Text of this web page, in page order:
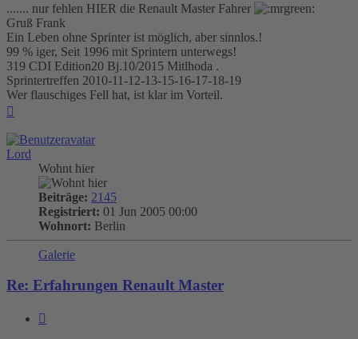
....... nur fehlen HIER die Renault Master Fahrer
Gruß Frank
Ein Leben ohne Sprinter ist möglich, aber sinnlos.!
99 % iger, Seit 1996 mit Sprintern unterwegs!
319 CDI Edition20 Bj.10/2015 Mitlhoda .
Sprintertreffen 2010-11-12-13-15-16-17-18-19
Wer flauschiges Fell hat, ist klar im Vorteil.
Lord
Wohnt hier
Beiträge: 2145
Registriert: 01 Jun 2005 00:00
Wohnort: Berlin
Galerie
Re: Erfahrungen Renault Master